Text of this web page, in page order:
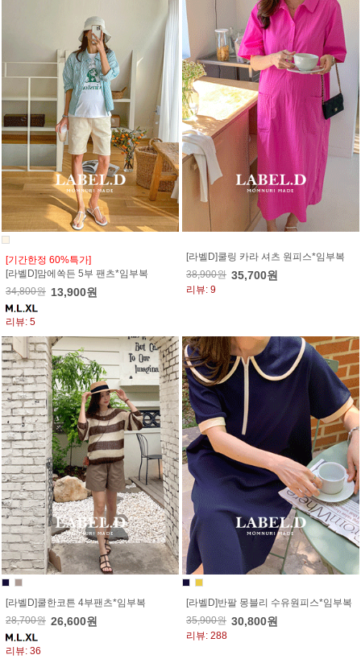
[기간한정 60%특가]
[라벨D]맘에쏙든 5부 팬츠*임부복
34,800원 13,900원
리뷰: 5
[라벨D]쿨링 카라 셔츠 원피스*임부복
38,900원 35,700원
리뷰: 9
[라벨D]쿨한코튼 4부팬츠*임부복
28,700원 26,600원
리뷰: 36
[라벨D]반팔 몽블리 수유원피스*임부복
35,900원 30,800원
리뷰: 288